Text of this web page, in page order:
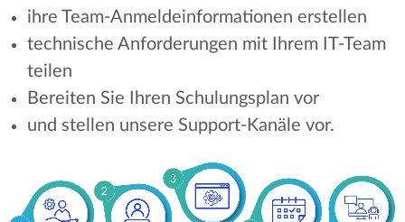
ihre Team-Anmeldeinformationen erstellen
technische Anforderungen mit Ihrem IT-Team
teilen
Bereiten Sie Ihren Schulungsplan vor
und stellen unsere Support-Kanäle vor.